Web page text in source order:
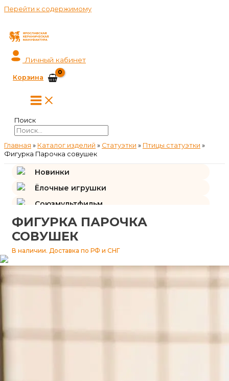
Перейти к содержимому
Личный кабинет
Корзина
Поиск
Главная » Каталог изделий » Статуэтки » Птицы статуэтки »
Фигурка Парочка совушек
Новинки
Ёлочные игрушки
Союзмультфильм
Подарки и сувениры
Изразцы
ФИГУРКА ПАРОЧКА
СОВУШЕК
В наличии. Доставка по РФ и СНГ